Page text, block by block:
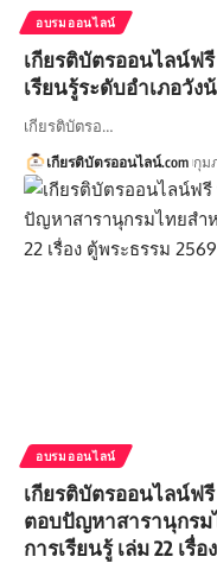
อบรมออนไลน์
เกียรติบัตรออนไลน์ฟ
เรียนรู้ระดับอำเภอวังน้
เกียรติบัตรอ…
เกียรติบัตรออนไลน์.com กุม
อบรมออนไลน์
เกียรติบัตรออนไลน์ฟ
ตอบปัญหาสารานุกรม
การเรียนรู้ เล่ม 22 เรื่